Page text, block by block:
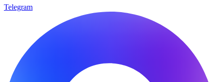
Telegram